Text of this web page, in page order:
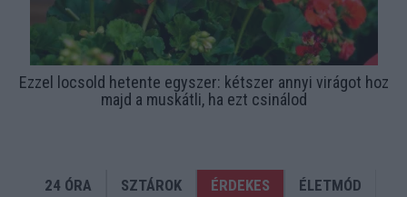
Ezzel locsold hetente egyszer: kétszer annyi virágot hoz
majd a muskátli, ha ezt csinálod
24 ÓRA SZTÁROK ÉRDEKES
ÉLETMÓD